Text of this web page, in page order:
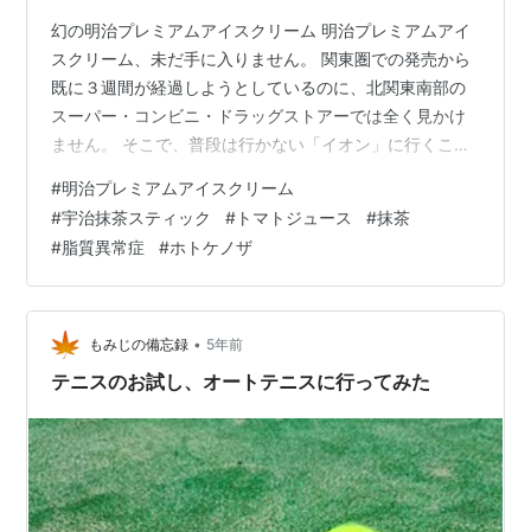
幻の明治プレミアムアイスクリーム 明治プレミアムアイ
スクリーム、未だ手に入りません。 関東圏での発売から
既に３週間が経過しようとしているのに、北関東南部の
スーパー・コンビニ・ドラッグストアーでは全く見かけ
ません。 そこで、普段は行かない「イオン」に行くこと
道・東北限定販売の頃、イオンで買ってる人が多かった
からです。もしかするとあるかもしれません。 イオンは
家から車で30分、奥さんは「あらイオン？、珍しいわ
ね」と嬉しそう。 でも結局ありませんでした。もはや残
念とも思いません、仙人モードです。 仕方ない、久しぶ
りに「銀だこ」でも食うか。 抹茶に初挑…
#明治プレミアムアイスクリーム
#宇治抹茶スティック # トマトジュース #抹茶
#脂質異常症 #ホトケノザ
もみじの備忘録 • 5年前
テニスのお試し、オートテニスに行ってみた